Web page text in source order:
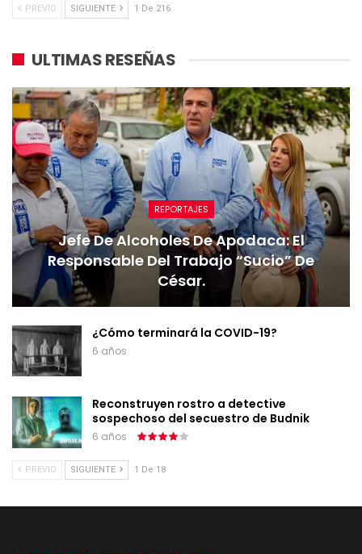
PREVIO SIGUIENTE 1 De 216
ULTIMAS RESEÑAS
REPORTAJES
Jefe De Alcoholes De Apodaca: El
Responsable Del Trabajo “sucio” De
César.
¿Cómo terminará la COVID-19?
6 años
Reconstruyen rostro a detective
sospechoso del secuestro de Budnik
6 años
PREVIO SIGUIENTE 1 De 18